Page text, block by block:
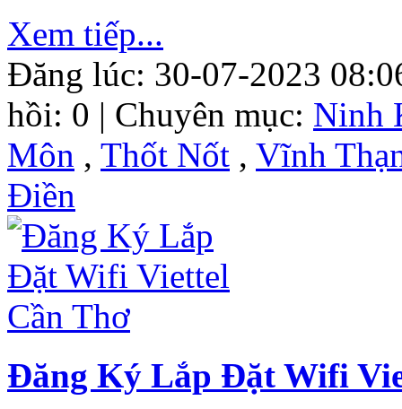
Xem tiếp...
Đăng lúc: 30-07-2023
hồi: 0 | Chuyên mục: Ninh
Môn , Thốt Nốt , Vĩnh
Điền
Đăng Ký Lắp Đặt Wifi